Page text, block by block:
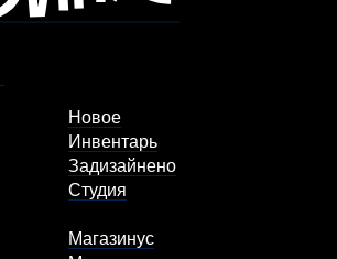
Новое
Инвентарь
Задизайнено
Студия
Магазинус